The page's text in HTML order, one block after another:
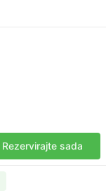
Rezervirajte sada